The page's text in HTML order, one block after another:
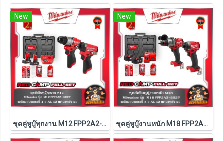
New
ชุดคู่หูบู๊ทุกงาน M12 FPP2A2-402P Milwaukee (Q3)
New
ชุดคู่หูบู๊งานหนัก M18 FPP2A3-502P Milwaukee (Q3)